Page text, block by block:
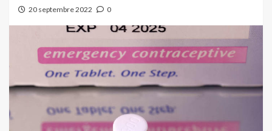
20 septembre 2022 0